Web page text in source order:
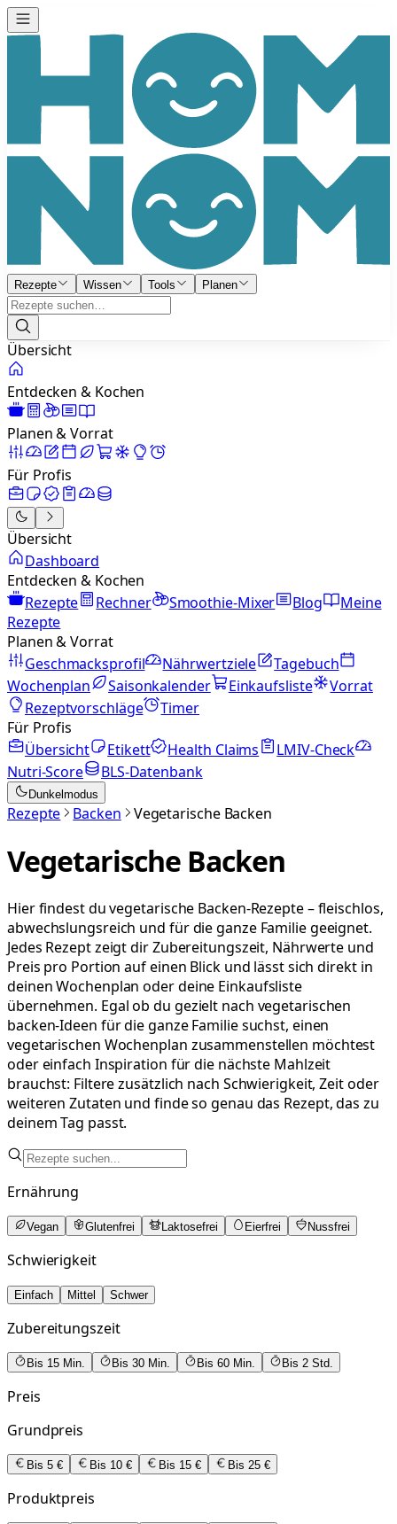
Rezepte Wissen Tools Planen
Übersicht
Entdecken & Kochen
Planen & Vorrat
Für Profis
Übersicht
Dashboard
Entdecken & Kochen
Rezepte
Rechner Smoothie-Mixer Blog
Meine
Rezepte
Planen & Vorrat
Geschmacksprofil
Nährwertziele
Tagebuch
Wochenplan
Saisonkalender Einkaufsliste
Vorrat
Rezeptvorschläge
Timer
Für Profis
Übersicht
Etikett Health Claims
LMIV-Check
Nutri-Score
BLS-Datenbank
Dunkelmodus
Rezepte Backen Vegetarische Backen
Vegetarische Backen
Hier findest du vegetarische Backen-Rezepte – fleischlos,
abwechslungsreich und für die ganze Familie geeignet.
Jedes Rezept zeigt dir Zubereitungszeit, Nährwerte und
Preis pro Portion auf einen Blick und lässt sich direkt in
deinen Wochenplan oder deine Einkaufsliste
übernehmen. Egal ob du gezielt nach vegetarischen
backen-Ideen für die ganze Familie suchst, einen
vegetarischen Wochenplan zusammenstellen möchtest
oder einfach Inspiration für die nächste Mahlzeit
brauchst: Filtere zusätzlich nach Schwierigkeit, Zeit oder
weiteren Zutaten und finde so genau das Rezept, das zu
deinem Tag passt.
Ernährung
Vegan Glutenfrei Laktosefrei Eierfrei Nussfrei
Schwierigkeit
Einfach Mittel Schwer
Zubereitungszeit
Bis 15 Min. Bis 30 Min. Bis 60 Min. Bis 2 Std.
Preis
Grundpreis
Bis 5 € Bis 10 € Bis 15 € Bis 25 €
Produktpreis